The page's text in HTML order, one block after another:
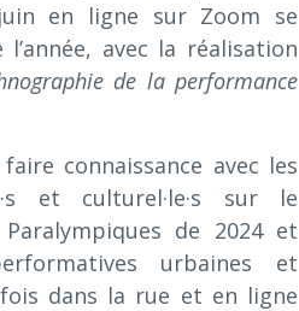
en ligne sur Zoom se
avec la réalisation
de la performance
connaissance avec les
et culturel·le·s sur le
de 2024 et
urbaines et
dans la rue et en ligne